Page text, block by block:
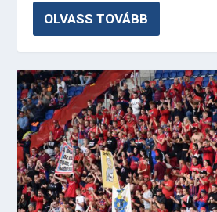
OLVASS TOVÁBB